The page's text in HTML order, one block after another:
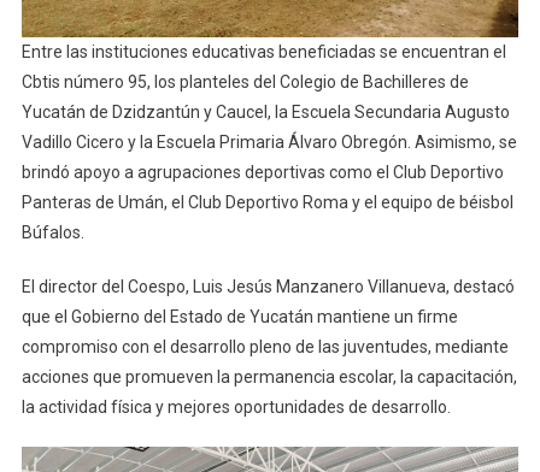
Entre las instituciones educativas beneficiadas se encuentran el
Cbtis número 95, los planteles del Colegio de Bachilleres de
Yucatán de Dzidzantún y Caucel, la Escuela Secundaria Augusto
Vadillo Cicero y la Escuela Primaria Álvaro Obregón. Asimismo, se
brindó apoyo a agrupaciones deportivas como el Club Deportivo
Panteras de Umán, el Club Deportivo Roma y el equipo de béisbol
Búfalos.
El director del Coespo, Luis Jesús Manzanero Villanueva, destacó
que el Gobierno del Estado de Yucatán mantiene un firme
compromiso con el desarrollo pleno de las juventudes, mediante
acciones que promueven la permanencia escolar, la capacitación,
la actividad física y mejores oportunidades de desarrollo.